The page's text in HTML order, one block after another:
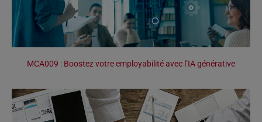
MCA009 : Boostez votre employabilité avec l’IA générative